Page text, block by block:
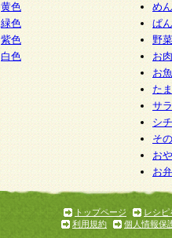
黄色
緑色
紫色
白色
めん
ぱん
野
お
お
た
サ
シ
そ
お
お
トップページ
レシピ
利用規約
個人情報保